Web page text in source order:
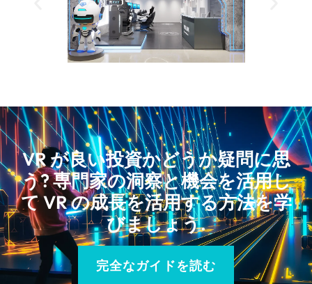
VR が良い投資かどうか疑問に思
う? 専門家の洞察と機会を活用し
て VR の成長を活用する方法を学
びましょう.
完全なガイドを読む